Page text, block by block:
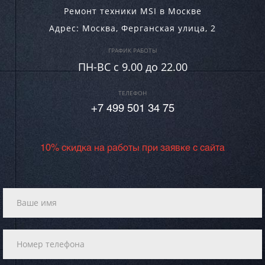
Ремонт техники MSI в Москве
Адрес: Москва, Ферганская улица, 2
ГРАФИК РАБОТЫ
ПН-ВC c 9.00 до 22.00
ТЕЛЕФОН
+7 499 501 34 75
10% скидка на работы при заявке с сайта